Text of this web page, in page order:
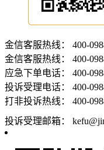
金信客服热线： 400-
金信客服热线：
400-
应急下单电话：
400-
投诉受理电话：
400-
打非投诉热线：
400-
投诉受理邮箱：